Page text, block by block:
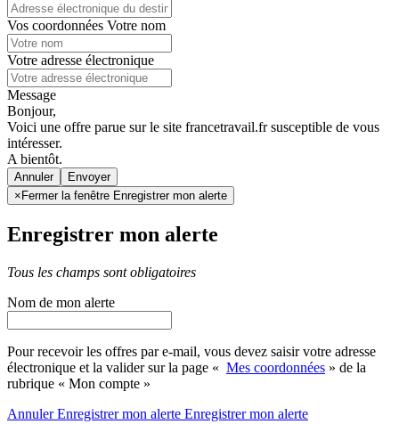
Vos coordonnées Votre nom
Votre adresse électronique
Message
Bonjour,
Voici une offre parue sur le site francetravail.fr susceptible de vous
intéresser.
A bientôt.
Annuler
× Fermer la fenêtre Enregistrer mon alerte
Enregistrer mon alerte
Tous les champs sont obligatoires
Nom de mon alerte
Pour recevoir les offres par e-mail, vous devez saisir votre adresse
électronique et la valider sur la page « Mes coordonnées » de la
rubrique « Mon compte »
AnnulerEnregistrer mon alerte Enregistrermon alerte